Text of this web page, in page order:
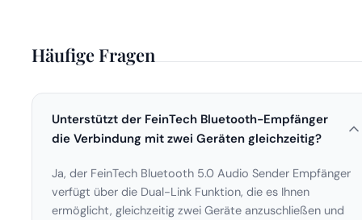
Häufige Fragen
Unterstützt der FeinTech Bluetooth-Empfänger
die Verbindung mit zwei Geräten gleichzeitig?
Ja, der FeinTech Bluetooth 5.0 Audio Sender Empfänger
verfügt über die Dual-Link Funktion, die es Ihnen
ermöglicht, gleichzeitig zwei Geräte anzuschließen und